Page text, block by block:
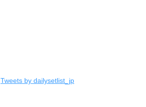
Tweets by dailysetlist_jp